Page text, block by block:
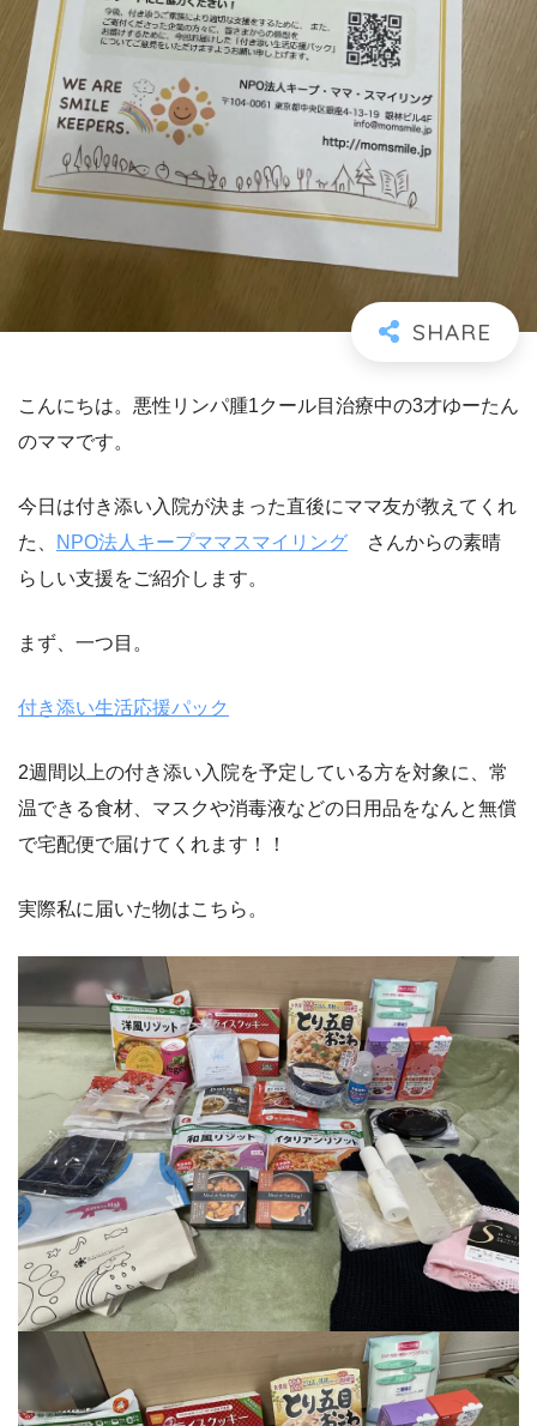
こんにちは。悪性リンパ腫1クール目治療中の3才ゆーたん
のママです。
今日は付き添い入院が決まった直後にママ友が教えてくれ
た、
NPO法人キープママスマイリング さんからの素晴
らしい支援をご紹介します。
まず、一つ目。
付き添い生活応援パック
2週間以上の付き添い入院を予定している方を対象に、常
温できる食材、マスクや消毒液などの日用品をなんと無償
で宅配便で届けてくれます！！
実際私に届いた物はこちら。